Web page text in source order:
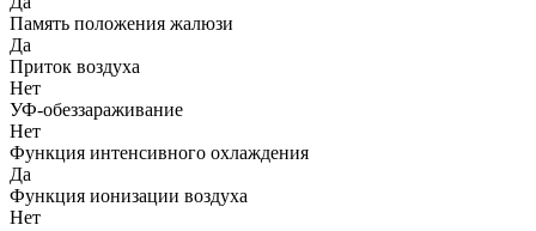
Память положения жалюзи
Да
Приток воздуха
Нет
УФ-обеззараживание
Нет
Функция интенсивного охлаждения
Да
Функция ионизации воздуха
Нет